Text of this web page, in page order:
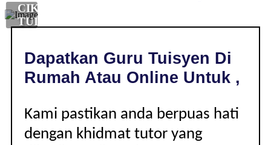
CIKGU
TUISYEN
Dapatkan Guru Tuisyen Di
Rumah Atau Online Untuk ,
Kami pastikan anda berpuas hati
dengan khidmat tutor yang